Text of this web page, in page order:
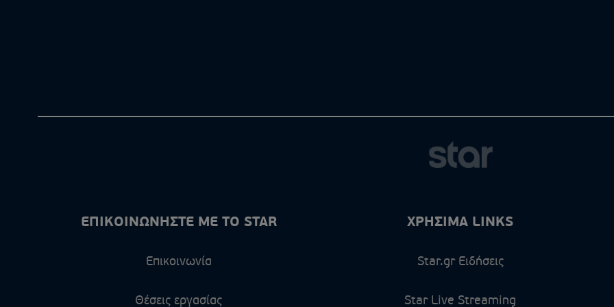
ΕΠΙΚΟΙΝΩΝΗΣΤΕ ΜΕ ΤΟ STAR
Επικοινωνία
Θέσεις εργασίας
ΧΡΗΣΙΜΑ LINKS
Star.gr Ειδήσεις
Star Live Streaming